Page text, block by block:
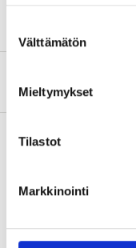
valinta
Välttämätön
Mieltymykset
Tilastot
Markkinointi
Köp &